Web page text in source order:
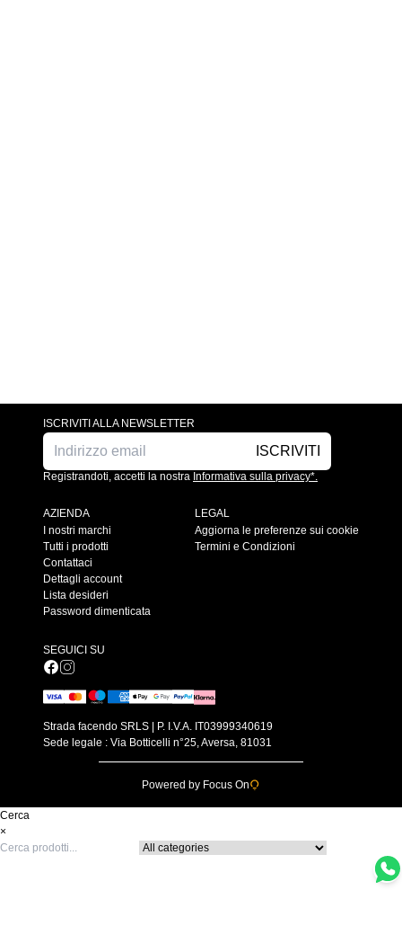
ISCRIVITI ALLA NEWSLETTER
ISCRIVITI
Registrandoti, accetti la nostra Informativa sulla privacy*.
AZIENDA
I nostri marchi
Tutti i prodotti
Contattaci
Dettagli account
Lista desideri
Password dimenticata
LEGAL
Aggiorna le preferenze sui cookie
Termini e Condizioni
SEGUICI SU
Strada facendo SRLS | P. I.V.A. IT03999340619
Sede legale : Via Botticelli n°25, Aversa, 81031
Powered by Focus On
Cerca
×